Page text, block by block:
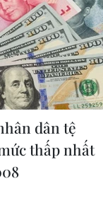
dân tệ
thấp nhất